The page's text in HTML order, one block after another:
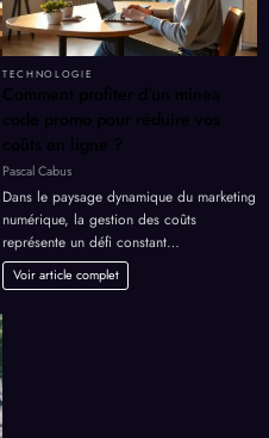
TECHNOLOGIE
Comment profiter d’un minea
code promo pour réduire vos
coûts en ligne ?
Pascal Cabus
Dans le paysage dynamique du marketing
numérique, la gestion des coûts
représente un défi constant…
Voir article complet